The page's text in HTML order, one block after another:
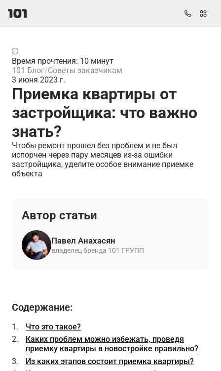
Время прочтения: 10 минут
101 Блог Советы заказчикам
3 июня 2023 г.
Приемка квартиры от
застройщика: что важно
знать?
Чтобы ремонт прошел без проблем и не был
испорчен через пару месяцев из-за ошибки
застройщика, уделите особое внимание приемке
объекта
Автор статьи
Павел Анахасян
владелец бренда 101 ГРУПП
Содержание:
Что это такое?
Каких проблем можно избежать, проведя
приемку квартиры в новостройке правильно?
Из каких этапов состоит приемка квартиры?